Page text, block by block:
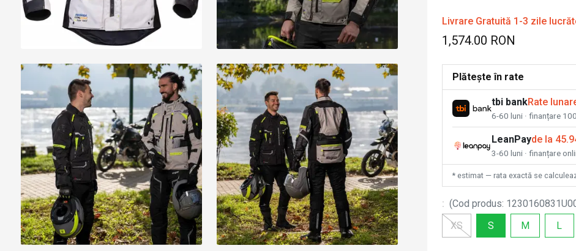
Livrare Gratuită 1-3 zile
1,574.00 RON
Plătește în rate
tbi bankRate
6-60 luni · finanțare
LeanPayde la
3-60 luni · finanțare
* estimat — rata exactă se
: (Cod produs:
XS
S M L